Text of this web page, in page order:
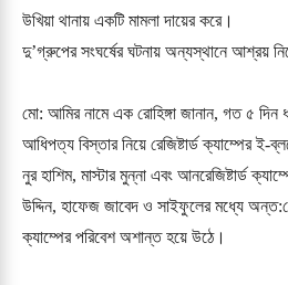
উখিয়া থানায় একটি মামলা দায়ের করে।
দু’গ্রুপের সংঘর্ষের ঘটনায় অন্যস্থানে আশ্রয়
মো: আমির নামে এক রোহিঙ্গা জানান, গত ৫ দিন
আধিপত্য বিস্তার নিয়ে রেজিষ্টার্ড ক্যাম্পের
নুর হাশিম, মাস্টার মুন্না এবং আনরেজিষ্টার্ড
উদ্দিন, হাফেজ জাবেদ ও সাইফুলের মধ্যে
ক্যাম্পের পরিবেশ অশান্ত হয়ে উঠে।